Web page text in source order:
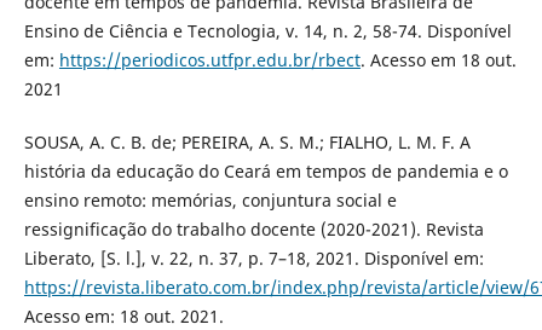
Ensino de Ciência e Tecnologia, v. 14, n. 2, 58-74. Disponível
em: https://periodicos.utfpr.edu.br/rbect. Acesso em 18 out.
2021
SOUSA, A. C. B. de; PEREIRA, A. S. M.; FIALHO, L. M. F. A
história da educação do Ceará em tempos de pandemia e o
ensino remoto: memórias, conjuntura social e
ressignificação do trabalho docente (2020-2021). Revista
Liberato, [S. l.], v. 22, n. 37, p. 7–18, 2021. Disponível em:
https://revista.liberato.com.br/index.php/revista/article/view/
Acesso em: 18 out. 2021.